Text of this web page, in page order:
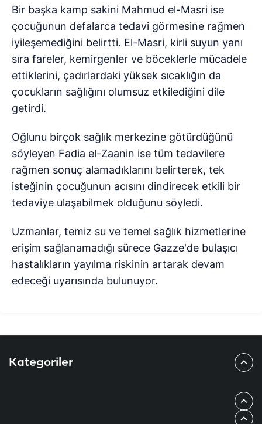
Bir başka kamp sakini Mahmud el-Masri ise
çocuğunun defalarca tedavi görmesine rağmen
iyileşemediğini belirtti. El-Masri, kirli suyun yanı
sıra fareler, kemirgenler ve böceklerle mücadele
ettiklerini, çadırlardaki yüksek sıcaklığın da
çocukların sağlığını olumsuz etkilediğini dile
getirdi.
Oğlunu birçok sağlık merkezine götürdüğünü
söyleyen Fadia el-Zaanin ise tüm tedavilere
rağmen sonuç alamadıklarını belirterek, tek
isteğinin çocuğunun acısını dindirecek etkili bir
tedaviye ulaşabilmek olduğunu söyledi.
Uzmanlar, temiz su ve temel sağlık hizmetlerine
erişim sağlanamadığı sürece Gazze'de bulaşıcı
hastalıkların yayılma riskinin artarak devam
edeceği uyarısında bulunuyor.
Kategoriler